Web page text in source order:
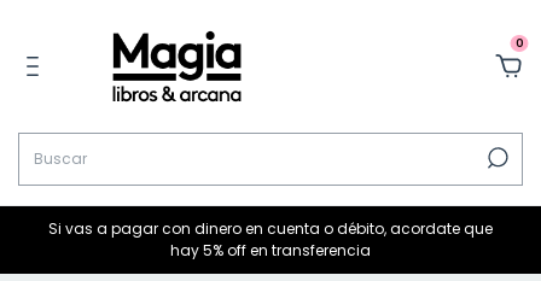
0
Si vas a pagar con dinero en cuenta o débito, acordate que
hay 5% off en transferencia